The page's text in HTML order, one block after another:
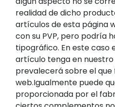
realidad de dicho
artículos de esta página
con su PVP, pero podría
tipográfico. En este caso
artículo tenga en
prevalecerá sobre el
web.Igualmente puede
proporcionada por el